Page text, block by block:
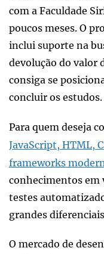
com a Faculdade
poucos meses. O
inclui suporte na
devolução do valor
consiga se
concluir os estudos.
Para quem deseja
JavaScript, HTML,
frameworks
conhecimentos em
testes
grandes
O mercado de